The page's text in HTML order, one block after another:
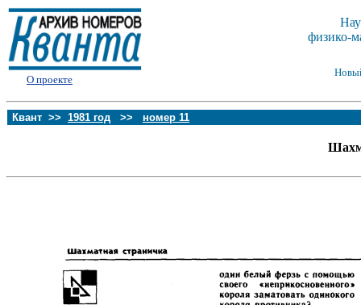
О проекте
физико-
Квант >> 1981 год >> номер 11